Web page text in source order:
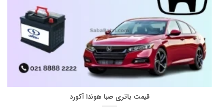
قیمت باتری صبا هوندا آکورد